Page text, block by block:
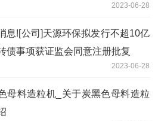
2023-06-28
息![公司]天源环保拟发行不超10亿
债事项获证监会同意注册批复
2023-06-28
母料造粒机_关于炭黑色母料造粒